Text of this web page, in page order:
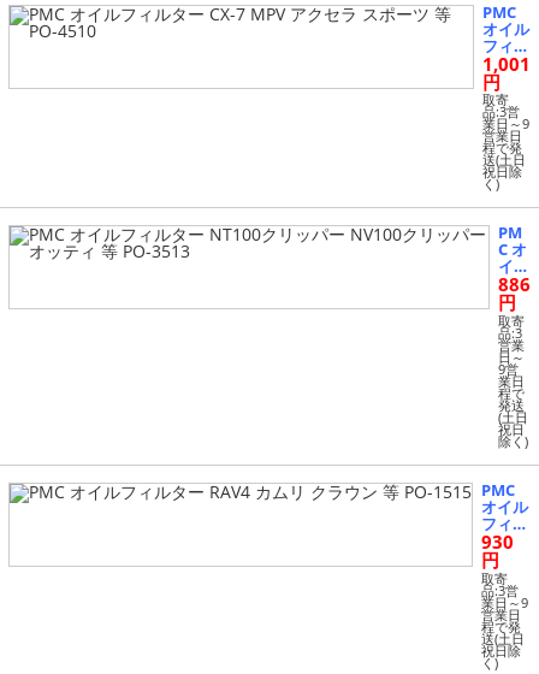
PMC
オイル
フィル
ター C
X-7 M
PV ア
クセラ
スポー
ツ 等 P
O-451
0
1,001
円
取寄
品:3営
業日～9
営業日
程で発
送(土日
祝日除
く)
PM
C オ
イル
フィ
ルタ
ー N
T10
0ク
リッ
パー
NV1
00ク
リッ
パー
オッ
ティ
等 P
O-3
513
886
円
取寄
品:3
営業
日～
9営
業日
程で
発送
(土日
祝日
除く)
PMC
オイル
フィル
ター R
AV4 カ
ムリ
クラウ
ン 等 P
O-151
5
930
円
取寄
品:3営
業日～9
営業日
程で発
送(土日
祝日除
く)